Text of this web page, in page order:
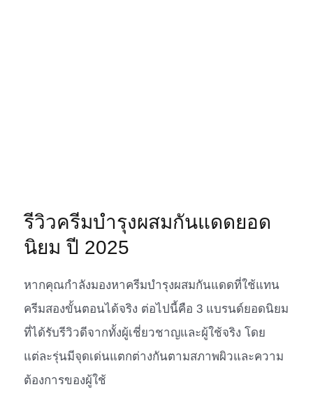
รีวิวครีมบำรุงผสมกันแดดยอด
นิยม ปี 2025
หากคุณกำลังมองหาครีมบำรุงผสมกันแดดที่ใช้แทน
ครีมสองขั้นตอนได้จริง ต่อไปนี้คือ 3 แบรนด์ยอดนิยม
ที่ได้รับรีวิวดีจากทั้งผู้เชี่ยวชาญและผู้ใช้จริง โดย
แต่ละรุ่นมีจุดเด่นแตกต่างกันตามสภาพผิวและความ
ต้องการของผู้ใช้